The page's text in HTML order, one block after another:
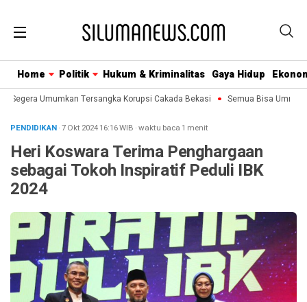
Home Politik Hukum & Kriminalitas Gaya Hidup
Segera Umumkan Tersangka Korupsi Cakada Bekasi Semua Bisa Umroh
PENDIDIKAN· 7 Okt 202416:16WIB ·waktu baca 1 menit
Heri Koswara Terima Penghargaan
sebagai Tokoh Inspiratif Peduli IBK
2024